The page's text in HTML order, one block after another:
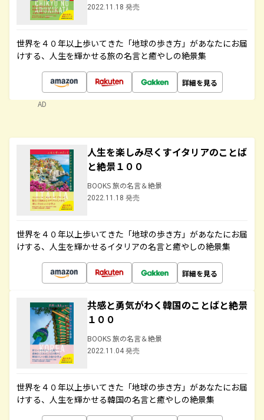
2022.11.18 発売
世界を４０年以上歩いてきた「地球の歩き方」があなたにお届
けする、人生を輝かせる旅の名言と癒やしの絶景集
詳細を見る
AD
人生を楽しみ尽くすイタリアのことば
と絶景１００
BOOKS 旅の名言＆絶景
2022.11.18 発売
世界を４０年以上歩いてきた「地球の歩き方」があなたにお届
けする、人生を輝かせるイタリアの名言と癒やしの絶景集
詳細を見る
共感と勇気がわく韓国のことばと絶景
１００
BOOKS 旅の名言＆絶景
2022.11.04 発売
世界を４０年以上歩いてきた「地球の歩き方」があなたにお届
けする、人生を輝かせる韓国の名言と癒やしの絶景集